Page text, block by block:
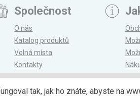
Společnost
O nás
Katalog produktů
Volná místa
Kontakty
Magazín
tak, jak ho znáte, abyste na